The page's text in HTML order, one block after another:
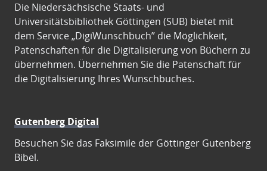
Die Niedersächsische Staats- und
Universitätsbibliothek Göttingen (SUB) bietet mit
dem Service „DigiWunschbuch” die Möglichkeit,
Patenschaften für die Digitalisierung von Büchern zu
übernehmen. Übernehmen Sie die Patenschaft für
die Digitalisierung Ihres Wunschbuches.
Gutenberg Digital
Besuchen Sie das Faksimile der Göttinger Gutenberg
Bibel.